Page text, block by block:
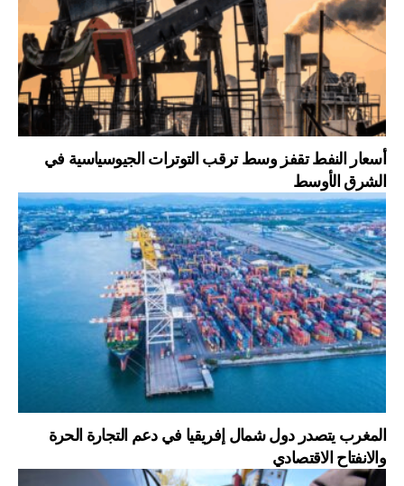
أسعار النفط تقفز وسط ترقب التوترات الجيوسياسية في
الشرق الأوسط
المغرب يتصدر دول شمال إفريقيا في دعم التجارة الحرة
والانفتاح الاقتصادي